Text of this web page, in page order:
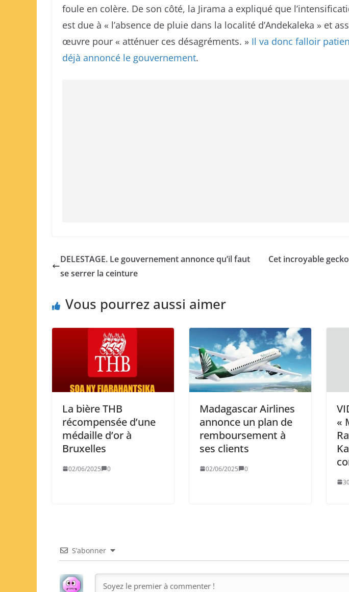
foule en colère. De son côté, la Jirama a expliqué que
est due à « l’absence de pluie dans la localité d’Andekaleka » et
œuvre pour « atténuer ces désagréments. » Il va donc falloir
déjà annoncé le gouvernement.
DELESTAGE. Le gouvernement annonce qu’il faut
se serrer la ceinture
Cet incroyable
Vous pourrez aussi aimer
La bière THB
récompensée d’une
médaille d’or à
Bruxelles
02/06/2025 0
Madagascar Airlines
annonce un plan de
remboursement à
ses clients
02/06/2025 0
«
S’abonner